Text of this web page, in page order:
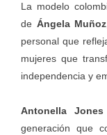
La modelo
de Ángela Muñoz
personal que
mujeres que
independencia y
Antonella Jones
generación que